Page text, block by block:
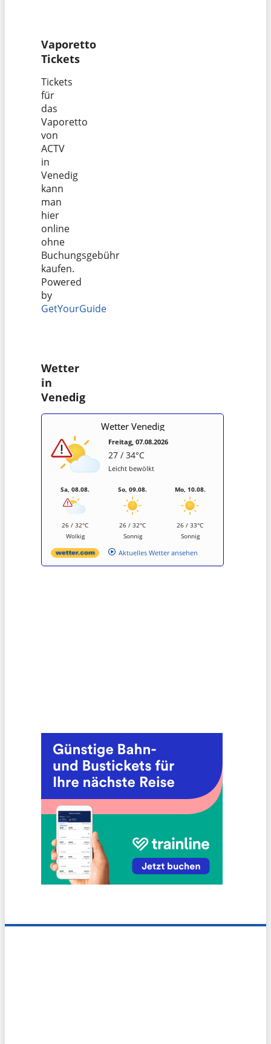
Vaporetto
Tickets
Tickets
für
das
Vaporetto
von
ACTV
in
Venedig
kann
man
hier
online
ohne
Buchungsgebühr
kaufen.
Powered
by
GetYourGuide
Wetter
in
Venedig
Wetter Venedig
Freitag, 07.08.2026
27 / 34°C
Leicht bewölkt
Sa, 08.08.
26 / 32°C
Wolkig
So, 09.08.
26 / 32°C
Sonnig
Mo, 10.08.
26 / 33°C
Sonnig
Aktuelles Wetter ansehen